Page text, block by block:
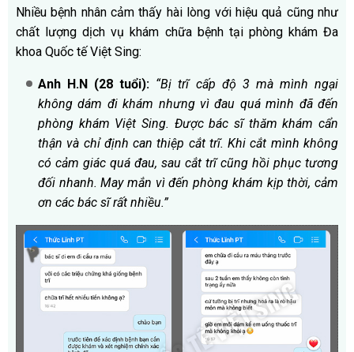
Nhiều bệnh nhân cảm thấy hài lòng với hiệu quả cũng như
chất lượng dịch vụ khám chữa bệnh tại phòng khám Đa
khoa Quốc tế Việt Sing:
Anh H.N (28 tuổi): “Bị trĩ cấp độ 3 mà mình ngại
không dám đi khám nhưng vì đau quá mình đã đến
phòng khám Việt Sing. Được bác sĩ thăm khám cẩn
thận và chỉ định can thiệp cắt trĩ. Khi cắt mình không
có cảm giác quá đau, sau cắt trĩ cũng hồi phục tương
đối nhanh. May mắn vì đến phòng khám kịp thời, cảm
ơn các bác sĩ rất nhiều.”